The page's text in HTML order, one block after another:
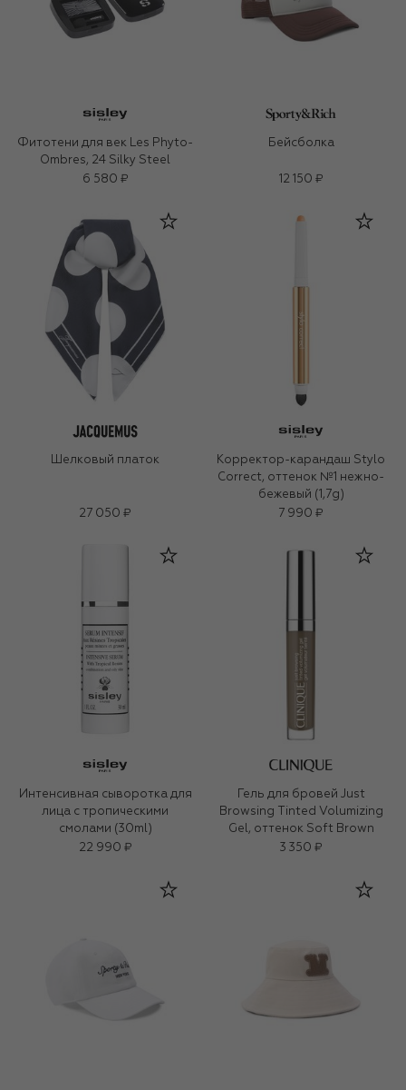
Фитотени для век Les Phyto-
Ombres, 24 Silky Steel
6 580 ₽
Бейсболка
12 150 ₽
Шелковый платок
27 050 ₽
Корректор-карандаш Stylo
Correct, оттенок №1 нежно-
бежевый (1,7g)
7 990 ₽
Интенсивная сыворотка для
лица с тропическими
смолами (30ml)
22 990 ₽
Гель для бровей Just
Browsing Tinted Volumizing
Gel, оттенок Soft Brown
3 350 ₽